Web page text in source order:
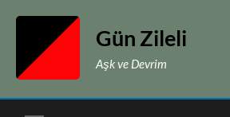
Gün Zileli
Aşk ve Devrim